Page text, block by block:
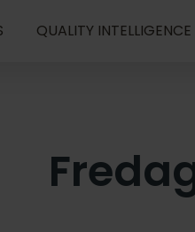
QUALITY INTELLIGENCE